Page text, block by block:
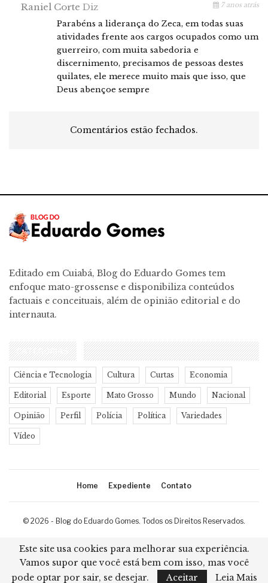
Raniel Corte Diz 7 anos atrás
Parabéns a liderança do Zeca, em todas suas
atividades frente aos cargos ocupados como um
guerreiro, com muita sabedoria e
discernimento, precisamos de pessoas destes
quilates, ele merece muito mais que isso, que
Deus abençoe sempre
Comentários estão fechados.
Editado em Cuiabá, Blog do Eduardo Gomes tem
enfoque mato-grossense e disponibiliza conteúdos
factuais e conceituais, além de opinião editorial e do
internauta.
CATEGORIAS
Ciência e Tecnologia Cultura Curtas Economia
Editorial Esporte Mato Grosso Mundo Nacional
Opinião Perfil Polícia Política Variedades
Vídeo
Home Expediente Contato
© 2026 - Blog do Eduardo Gomes. Todos os Direitos Reservados.
Desenvolvimento:Ricard Cristian
Este site usa cookies para melhorar sua experiência.
Vamos supor que você está bem com isso, mas você
pode optar por sair, se desejar.
Aceitar Leia Mais